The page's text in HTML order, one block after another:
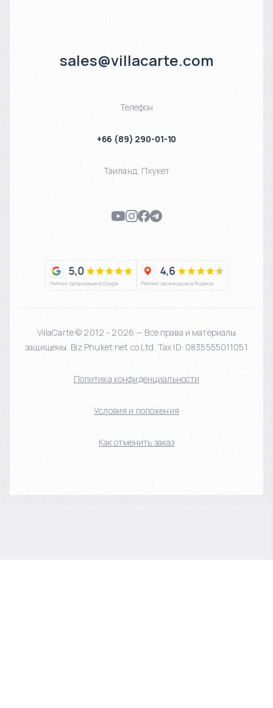
sales@villacarte.com
Телефон
+66 (89) 290-01-10
Таиланд, Пхукет
VillaCarte © 2012 - 2026 — Все права и материалы
защищены. Biz Phuket.net co Ltd. Tax ID: 0835555011051
Политика конфиденциальности
Условия и положения
Как отменить заказ